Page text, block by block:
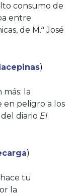
consumo de
entre
de M.ª José
)
más: la
en peligro a los
diario El
)
tu
la